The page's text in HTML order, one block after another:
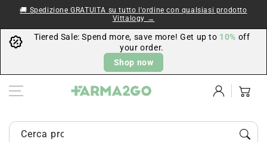
🚚 Spedizione GRATUITA su tutto l'ordine con qualsiasi prodotto
Vittalogy →
Tiered Sale: Spend more, save more! Get up to 10% off
your order.
Shop now
Accedi Carrello
Cerca prodotti di farmacia e parafarmacia...